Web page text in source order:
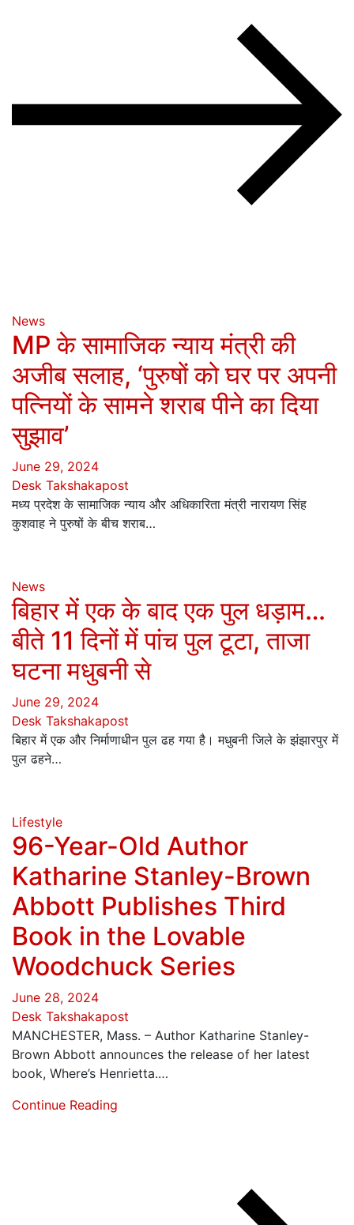
News
MP के सामाजिक न्याय मंत्री की
अजीब सलाह, ‘पुरुषों को घर पर अपनी
पत्नियों के सामने शराब पीने का दिया
सुझाव’
June 29, 2024
Desk Takshakapost
मध्य प्रदेश के सामाजिक न्याय और अधिकारिता मंत्री नारायण सिंह
कुशवाह ने पुरुषों के बीच शराब…
News
बिहार में एक के बाद एक पुल धड़ाम…
बीते 11 दिनों में पांच पुल टूटा, ताजा
घटना मधुबनी से
June 29, 2024
Desk Takshakapost
बिहार में एक और निर्माणाधीन पुल ढह गया है। मधुबनी जिले के झंझारपुर में
पुल ढहने…
Lifestyle
96-Year-Old Author
Katharine Stanley-Brown
Abbott Publishes Third
Book in the Lovable
Woodchuck Series
June 28, 2024
Desk Takshakapost
MANCHESTER, Mass. – Author Katharine Stanley-
Brown Abbott announces the release of her latest
book, Where’s Henrietta.…
Continue Reading